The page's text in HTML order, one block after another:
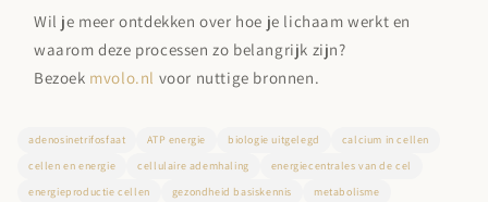
Wil je meer ontdekken over hoe je lichaam werkt en
waarom deze processen zo belangrijk zijn?
Bezoek mvolo.nl voor nuttige bronnen.
adenosinetrifosfaat ATP energie biologie uitgelegd
calcium in cellen
cellen en energie
cellulaire ademhaling
energiecentrales van de cel
energieproductie cellen
gezondheid basiskennis
metabolisme